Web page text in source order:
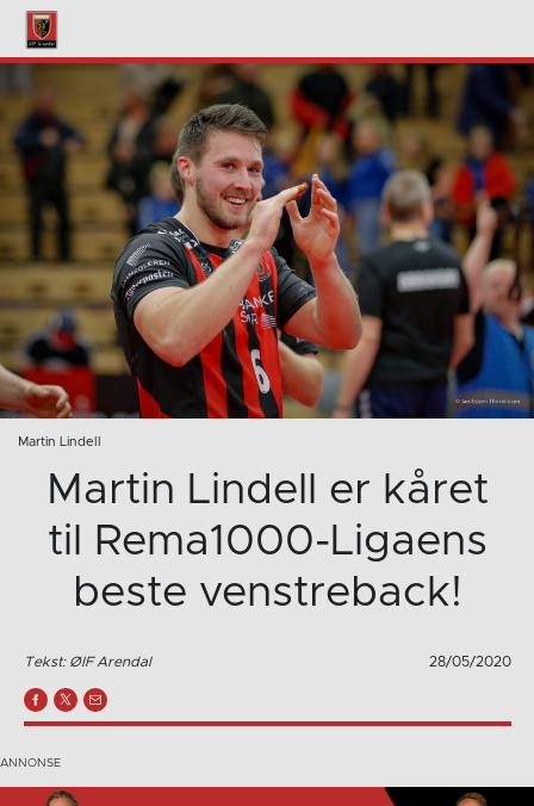
Martin Lindell
Martin Lindell er kåret
til Rema1000-Ligaens
beste venstreback!
Tekst: ØIF Arendal 28/05/2020